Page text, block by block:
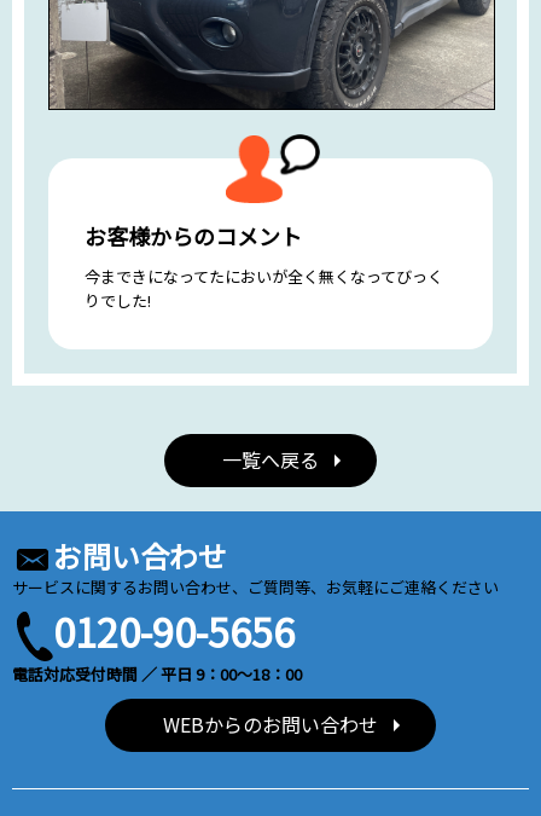
お客様からのコメント
今まできになってたにおいが全く無くなってびっく
りでした!
一覧へ戻る
お問い合わせ
サービスに関するお問い合わせ、ご質問等、お気軽にご連絡ください
0120-90-5656
電話対応受付時間 ／ 平日 9：00～18：00
WEBからのお問い合わせ